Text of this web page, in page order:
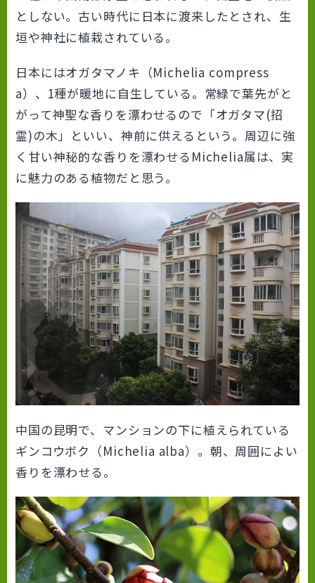
としない。古い時代に日本に渡来したとされ、生
垣や神社に植栽されている。
日本にはオガタマノキ（Michelia compress
a）、1種が暖地に自生している。常緑で葉先がと
がって神聖な香りを漂わせるので「オガタマ(招
霊)の木」といい、神前に供えるという。周辺に強
く甘い神秘的な香りを漂わせるMichelia属は、実
に魅力のある植物だと思う。
中国の昆明で、マンションの下に植えられている
ギンコウボク（Michelia alba）。朝、周囲によい
香りを漂わせる。